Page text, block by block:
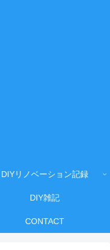
DIYリノベーション記録
DIY雑記
CONTACT